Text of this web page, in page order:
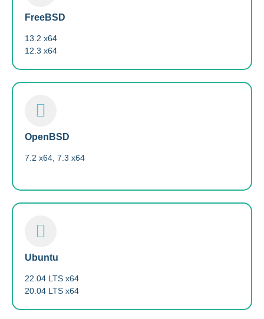
FreeBSD
13.2 x64
12.3 x64
OpenBSD
7.2 x64, 7.3 x64
Ubuntu
22.04 LTS x64
20.04 LTS x64